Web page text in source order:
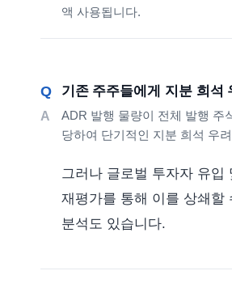
액 사용됩니다.
기존 주주들에게 지분 희석
ADR 발행 물량이 전체 발행 주
당하여 단기적인 지분 희석 우
그러나 글로벌 투자자 유입
재평가를 통해 이를 상쇄할
분석도 있습니다.